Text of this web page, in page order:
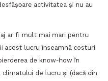
activitatea și nu au
ar fi mult mai mari pentru
acest lucru înseamnă costuri
de know-how în
de lucru și (dacă din